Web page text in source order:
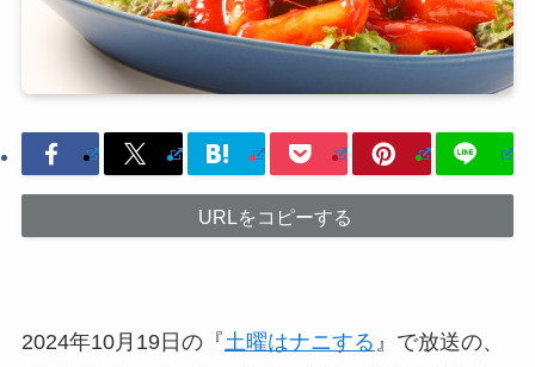
URLをコピーする
2024年10月19日の『土曜はナニする 』で放送の、